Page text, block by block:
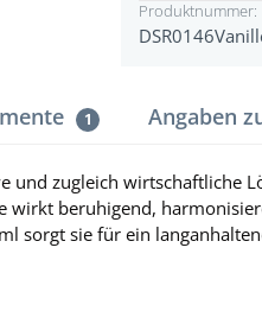
Produktnummer:
1 Angaben
und zugleich wirtschaftliche
wirkt beruhigend,
sorgt sie für ein